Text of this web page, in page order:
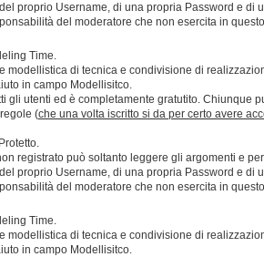
proprio Username, di una propria Password e
del moderatore che non esercita in
Time.
modellistica di tecnica e condivisione di
in campo Modellisitco.
gli utenti ed è completamente gratutito. Chiunque
(che una volta iscritto si da per certo avere
registrato può soltanto leggere gli argomenti e
proprio Username, di una propria Password e
del moderatore che non esercita in
Time.
modellistica di tecnica e condivisione di
in campo Modellisitco.